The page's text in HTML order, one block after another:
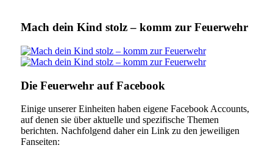
Mach dein Kind stolz – komm zur Feuerwehr
Die Feuerwehr auf Facebook
Einige unserer Einheiten haben eigene Facebook Accounts,
auf denen sie über aktuelle und spezifische Themen
berichten. Nachfolgend daher ein Link zu den jeweiligen
Fanseiten: